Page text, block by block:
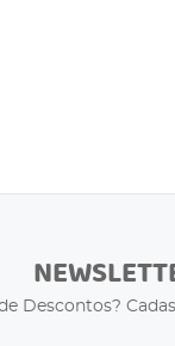
Descontos?